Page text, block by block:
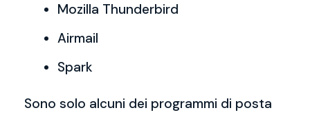
Mozilla Thunderbird
Airmail
Spark
Sono solo alcuni dei programmi di posta